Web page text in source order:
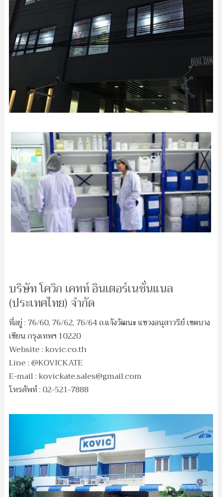
บริษัท โควิก เคทท์ อินเตอร์เนชั่นแนล
(ประเทศไทย) จำกัด
ที่อยู่ : 76/60, 76/62, 76/64 ถ.แจ้งวัฒนะ แขวงอนุสาวรีย์ เขตบาง
เขียน กรุงเทพฯ 10220
Website : kovic.co.th
Line : @KOVICKATE
E-mail :kovickate.sales@gmail.com
โทรศัพท์ : 02-521-7888